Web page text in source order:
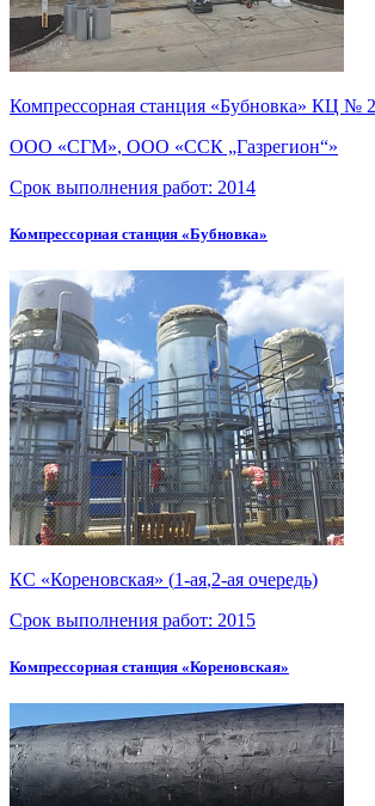
Компрессорная станция «Бубновка» КЦ № 2
ООО «СГМ», ООО «ССК „Газрегион“»
Срок выполнения работ: 2014
Компрессорная станция «Бубновка»
КС «Кореновская» (1-ая,2-ая очередь)
Срок выполнения работ: 2015
Компрессорная станция «Кореновская»